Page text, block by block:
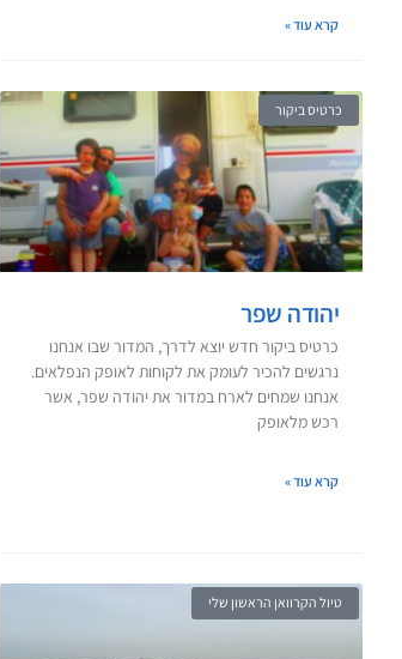
קרא עוד »
כרטיס ביקור
יהודה שפר
כרטיס ביקור חדש יוצא לדרך, המדור שבו אנחנו
נרגשים להכיר לעומק את לקוחות לאופק הנפלאים.
אנחנו שמחים לארח במדור את יהודה שפר, אשר
רכש מלאופק
קרא עוד »
טיול הקרוואן הראשון שלי